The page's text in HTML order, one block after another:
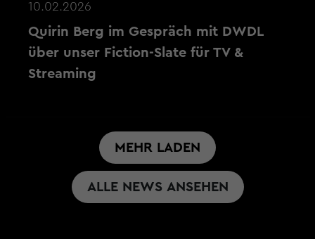
10.02.2026
Quirin Berg im Gespräch mit DWDL
über unser Fiction-Slate für TV &
Streaming
MEHR LADEN
ALLE NEWS ANSEHEN